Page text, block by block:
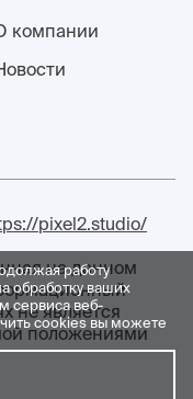
помещение
работу
обработку ваших
сервиса веб-
cookies вы можете
компании
pixel2.studio/
на данном
не является
положениями